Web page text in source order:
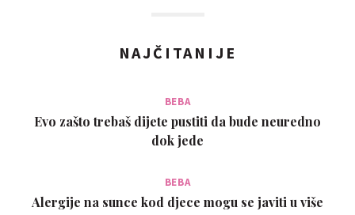
NAJČITANIJE
BEBA
Evo zašto trebaš dijete pustiti da bude neuredno
dok jede
BEBA
Alergije na sunce kod djece mogu se javiti u više